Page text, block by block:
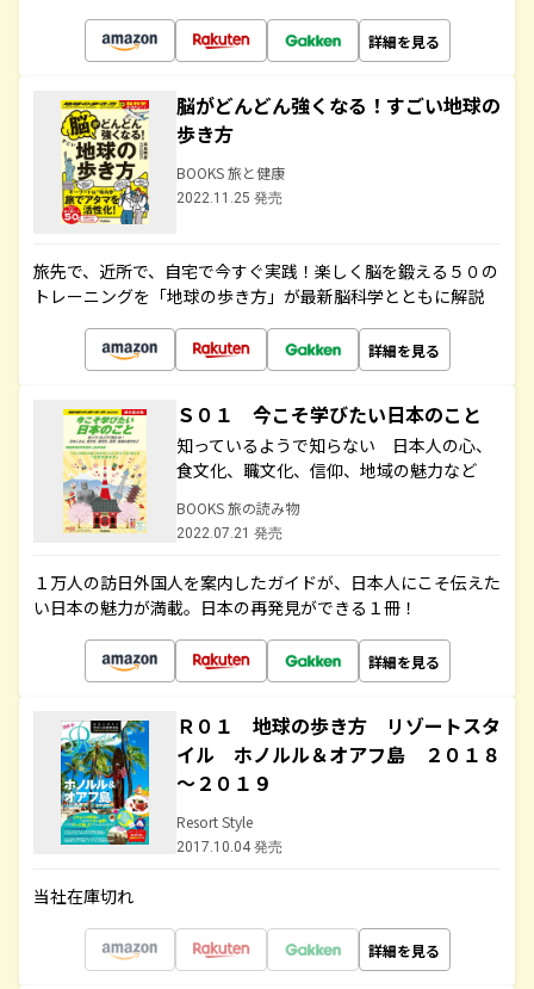
詳細を見る
脳がどんどん強くなる！すごい地球の
歩き方
BOOKS 旅と健康
2022.11.25 発売
旅先で、近所で、自宅で今すぐ実践！楽しく脳を鍛える５０の
トレーニングを「地球の歩き方」が最新脳科学とともに解説
詳細を見る
Ｓ０１ 今こそ学びたい日本のこと
知っているようで知らない 日本人の心、
食文化、職文化、信仰、地域の魅力など
BOOKS 旅の読み物
2022.07.21 発売
１万人の訪日外国人を案内したガイドが、日本人にこそ伝えた
い日本の魅力が満載。日本の再発見ができる１冊！
詳細を見る
Ｒ０１ 地球の歩き方 リゾートスタ
イル ホノルル＆オアフ島 ２０１８
～２０１９
Resort Style
2017.10.04 発売
当社在庫切れ
詳細を見る